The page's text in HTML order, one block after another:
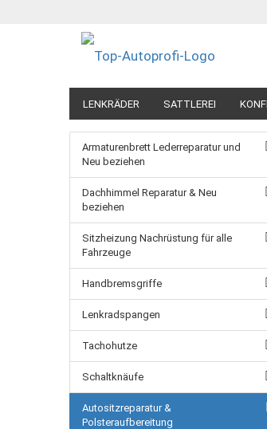
LENKRÄDER SATTLEREI
Armaturenbrett Lederreparatur und
Neu beziehen
Dachhimmel Reparatur & Neu
beziehen
Sitzheizung Nachrüstung für alle
Fahrzeuge
Handbremsgriffe
Lenkradspangen
Tachohutze
Schaltknäufe
Autositzreparatur &
Polsteraufbereitung